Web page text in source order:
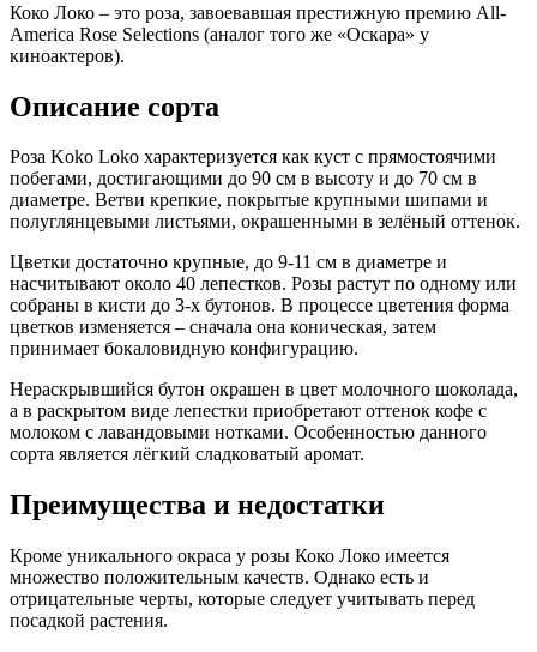
Коко Локо – это роза, завоевавшая престижную премию All-
America Rose Selections (аналог того же «Оскара» у
киноактеров).
Описание сорта
Роза Koko Loko характеризуется как куст с прямостоячими
побегами, достигающими до 90 см в высоту и до 70 см в
диаметре. Ветви крепкие, покрытые крупными шипами и
полуглянцевыми листьями, окрашенными в зелёный оттенок.
Цветки достаточно крупные, до 9-11 см в диаметре и
насчитывают около 40 лепестков. Розы растут по одному или
собраны в кисти до 3-х бутонов. В процессе цветения форма
цветков изменяется – сначала она коническая, затем
принимает бокаловидную конфигурацию.
Нераскрывшийся бутон окрашен в цвет молочного шоколада,
а в раскрытом виде лепестки приобретают оттенок кофе с
молоком с лавандовыми нотками. Особенностью данного
сорта является лёгкий сладковатый аромат.
Преимущества и недостатки
Кроме уникального окраса у розы Коко Локо имеется
множество положительным качеств. Однако есть и
отрицательные черты, которые следует учитывать перед
посадкой растения.